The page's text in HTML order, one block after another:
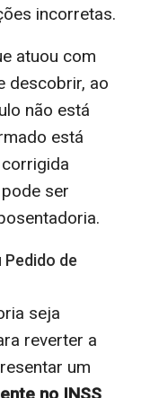
incorretas.
atuou com
descobrir, ao
não está
está
ser
Pedido de
seja
reverter a
um